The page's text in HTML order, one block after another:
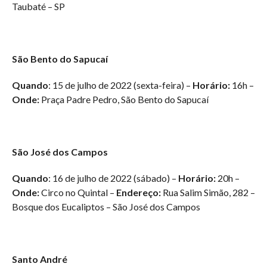
Taubaté – SP
São Bento do Sapucaí
Quando: 15 de julho de 2022 (sexta-feira) – Horário:16h –
Onde:Praça Padre Pedro, São Bento do Sapucaí
São José dos Campos
Quando: 16 de julho de 2022 (sábado) – Horário:20h –
Onde:Circo no Quintal – Endereço:Rua Salim Simão, 282 –
Bosque dos Eucaliptos – São José dos Campos
Santo André